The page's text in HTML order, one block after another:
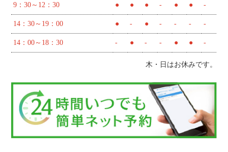
9：30～12：30 ● ● ● - ● ● -
14：30～19：00 ● - ● - - - -
14：00～18：30 - ● - - ● ● -
木・日はお休みです。